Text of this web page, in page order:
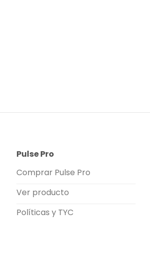
Pulse Pro
Comprar Pulse Pro
Ver producto
Políticas y TYC